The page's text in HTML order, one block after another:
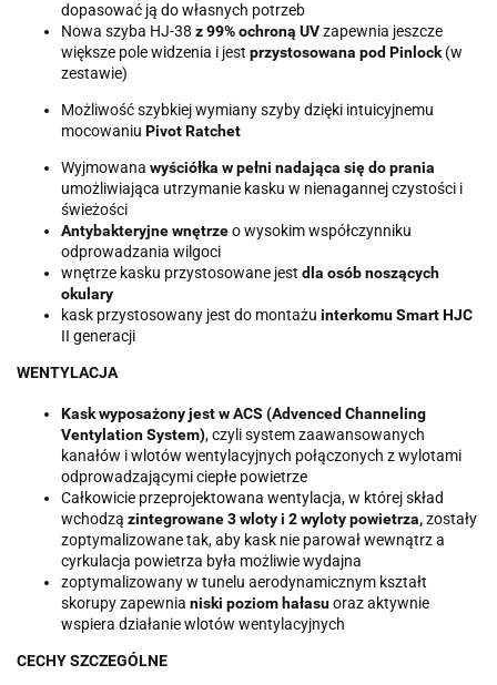
dopasować ją do własnych potrzeb
Nowa szyba HJ-38 z 99% ochroną UVzapewnia jeszcze
większe pole widzenia i jest przystosowana pod Pinlock (w
zestawie)
Możliwość szybkiej wymiany szyby dzięki intuicyjnemu
mocowaniu Pivot Ratchet
Wyjmowana wyściółka w pełni nadająca się do prania
umożliwiająca utrzymanie kasku w nienagannej czystości i
świeżości
Antybakteryjne wnętrzeo wysokim współczynniku
odprowadzania wilgoci
wnętrze kasku przystosowane jest dla osób noszących
okulary
kask przystosowany jest do montażu interkomu Smart HJC
II generacji
WENTYLACJA
Kask wyposażony jest w ACS (Advenced Channeling
Ventylation System), czyli system zaawansowanych
kanałów i wlotów wentylacyjnych połączonych z wylotami
odprowadzającymi ciepłe powietrze
Całkowicie przeprojektowana wentylacja, w której skład
wchodzą zintegrowane 3 wloty i 2 wyloty powietrza,zostały
zoptymalizowane tak, aby kask nie parował wewnątrz a
cyrkulacja powietrza była możliwie wydajna
zoptymalizowany w tunelu aerodynamicznym kształt
skorupy zapewnia niski poziom hałasuoraz aktywnie
wspiera działanie wlotów wentylacyjnych
CECHY SZCZEGÓLNE